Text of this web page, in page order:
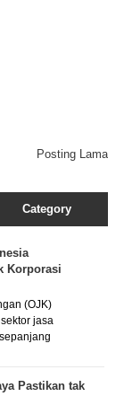
Posting Lama
Category
Korporasi
(OJK)
jasa
Pastikan tak